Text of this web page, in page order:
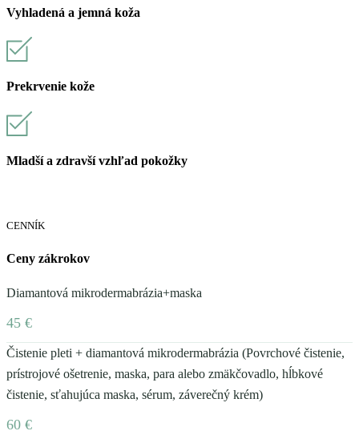
Vyhladená a jemná koža
Prekrvenie kože
Mladší a zdravší vzhľad pokožky
CENNÍK
Ceny zákrokov
Diamantová mikrodermabrázia+maska
45 €
Čistenie pleti + diamantová mikrodermabrázia (Povrchové čistenie,
prístrojové ošetrenie, maska, para alebo zmäkčovadlo, hĺbkové
čistenie, sťahujúca maska, sérum, záverečný krém)
60 €